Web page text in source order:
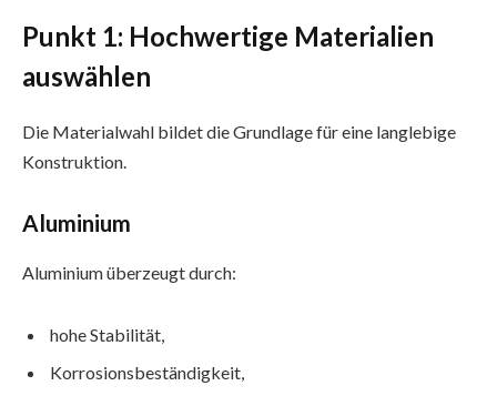
Punkt 1: Hochwertige Materialien
auswählen
Die Materialwahl bildet die Grundlage für eine langlebige
Konstruktion.
Aluminium
Aluminium überzeugt durch:
hohe Stabilität,
Korrosionsbeständigkeit,